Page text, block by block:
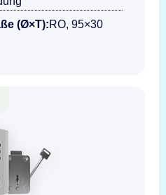
(Ø×T):RO, 95×30